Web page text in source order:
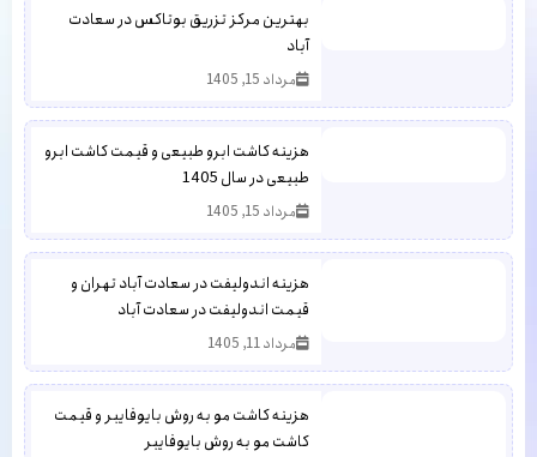
بهترین مرکز تزریق بوتاکس در سعادت
آباد
مرداد 15, 1405
هزینه کاشت ابرو طبیعی و قیمت کاشت ابرو
طبیعی در سال 1405
مرداد 15, 1405
هزینه اندولیفت در سعادت آباد تهران و
قیمت اندولیفت در سعادت آباد
مرداد 11, 1405
هزینه کاشت مو به روش بایوفایبر و قیمت
کاشت مو به روش بایوفایبر